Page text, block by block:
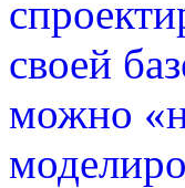
своей
можно